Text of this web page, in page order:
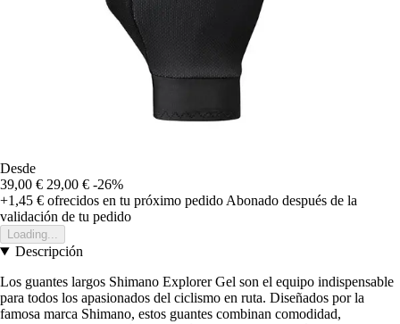
Desde
39,00 € 29,00 € -26%
+1,45 € ofrecidos en tu próximo pedido Abonado después de la
validación de tu pedido
Loading...
Descripción
Los guantes largos Shimano Explorer Gel son el equipo indispensable
para todos los apasionados del ciclismo en ruta. Diseñados por la
famosa marca Shimano, estos guantes combinan comodidad,